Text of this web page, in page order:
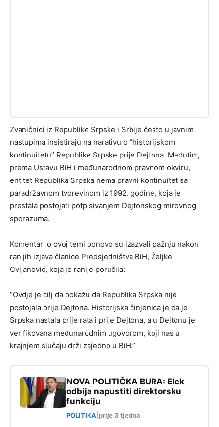
Zvaničnici iz Republike Srpske i Srbije često u javnim
nastupima insistiraju na narativu o “historijskom
kontinuitetu” Republike Srpske prije Dejtona. Međutim,
prema Ustavu BiH i međunarodnom pravnom okviru,
entitet Republika Srpska nema pravni kontinuitet sa
paradržavnom tvorevinom iz 1992. godine, koja je
prestala postojati potpisivanjem Dejtonskog mirovnog
sporazuma.
Komentari o ovoj temi ponovo su izazvali pažnju nakon
ranijih izjava članice Predsjedništva BiH, Željke
Cvijanović, koja je ranije poručila:
“Ovdje je cilj da pokažu da Republika Srpska nije
postojala prije Dejtona. Historijska činjenica je da je
Srpska nastala prije rata i prije Dejtona, a u Dejtonu je
verifikovana međunarodnim ugovorom, koji nas u
krajnjem slučaju drži zajedno u BiH.”
NOVA POLITIČKA BURA: Elek
odbija napustiti direktorsku
funkciju
POLITIKA prije 3 tjedna